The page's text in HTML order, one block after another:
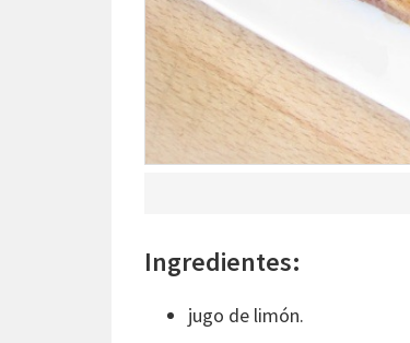
Ingredientes:
jugo de limón.